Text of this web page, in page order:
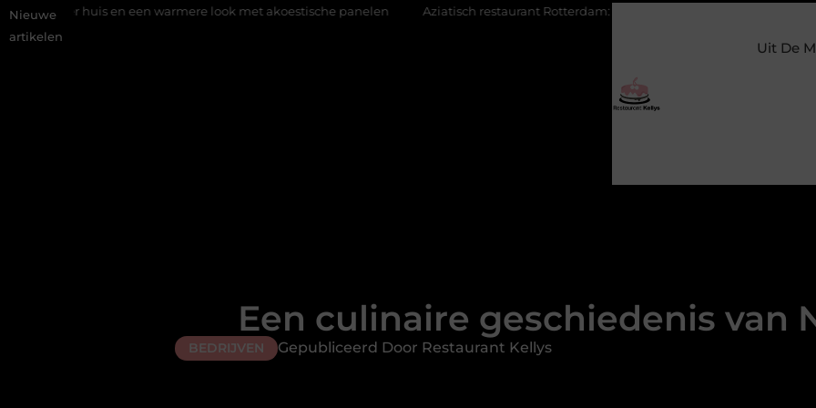
Nieuwe
artikelen
een warmere look met akoestische panelen Aziatisch restaurant Rotterdam: ontdek de veelzijdige smaken van Azië in de Maasstad
Uit De
Een culinaire geschiedenis van
BEDRIJVEN Gepubliceerd Door Restaurant Kellys